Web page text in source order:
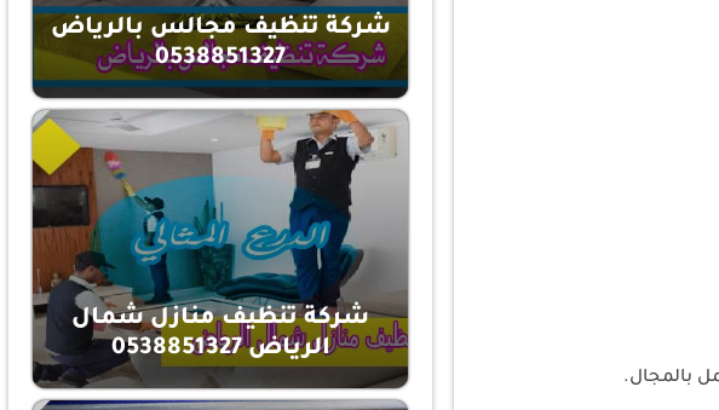
بالمجال.
شركة تنظيف مجالس بالرياض
0538851327
شركة تنظيف منازل شمال
الرياض 0538851327